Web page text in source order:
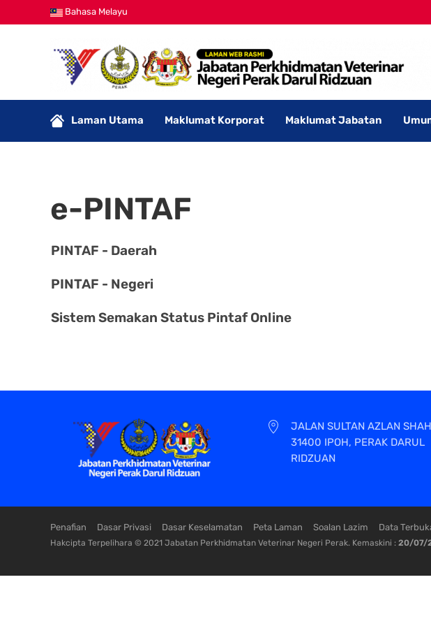
Bahasa Melayu
Laman Utama Maklumat Korporat Maklumat Jabatan
e-PINTAF
PINTAF - Daerah
PINTAF - Negeri
Sistem Semakan Status Pintaf Online
JALAN SULTAN AZLAN
31400 IPOH, PERAK DARUL
RIDZUAN
Penafian Dasar Privasi Dasar Keselamatan Peta Laman Soalan Lazim Data
Hakcipta Terpelihara © 2021 Jabatan Perkhidmatan Veterinar Negeri Perak. Kemaskini : 20/07/